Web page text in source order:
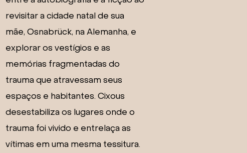
revisitar a cidade natal de sua
mãe, Osnabrück, na Alemanha, e
explorar os vestígios e as
memórias fragmentadas do
trauma que atravessam seus
espaços e habitantes. Cixous
desestabiliza os lugares onde o
trauma foi vivido e entrelaça as
vítimas em uma mesma tessitura.